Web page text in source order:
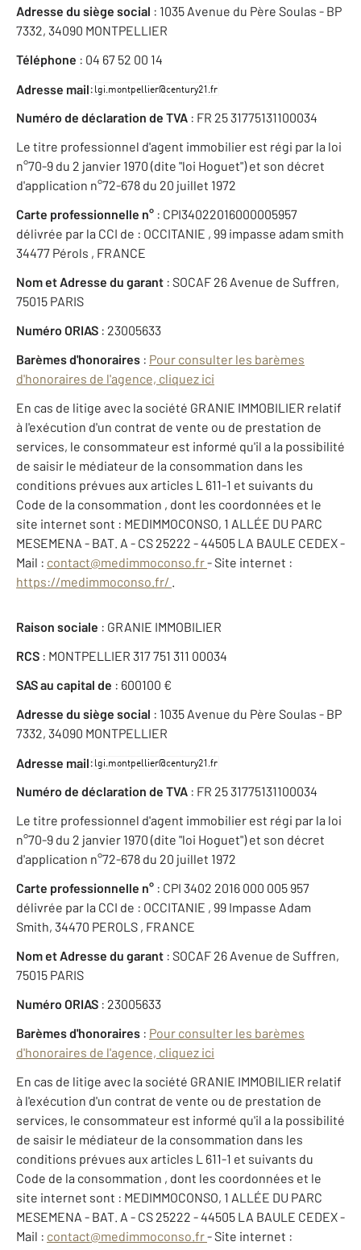
Adresse du siège social : 1035 Avenue du Père Soulas - BP
7332, 34090 MONTPELLIER
Téléphone : 04 67 52 00 14
Adresse mail:
Numéro de déclaration de TVA : FR 25 31775131100034
Le titre professionnel d'agent immobilier est régi par la loi
n°70-9 du 2 janvier 1970 (dite "loi Hoguet") et son décret
d'application n°72-678 du 20 juillet 1972
Carte professionnelle n° : CPI34022016000005957
délivrée par la CCI de : OCCITANIE , 99 impasse adam smith
34477 Pérols , FRANCE
Nom et Adresse du garant : SOCAF 26 Avenue de Suffren,
75015 PARIS
Numéro ORIAS : 23005633
Barèmes d'honoraires : Pour consulter les barèmes
d'honoraires de l'agence, cliquez ici
En cas de litige avec la société GRANIE IMMOBILIER relatif
à l'exécution d'un contrat de vente ou de prestation de
services, le consommateur est informé qu'il a la possibilité
de saisir le médiateur de la consommation dans les
conditions prévues aux articles L 611-1 et suivants du
Code de la consommation , dont les coordonnées et le
site internet sont : MEDIMMOCONSO, 1 ALLÉE DU PARC
MESEMENA - BAT. A - CS 25222 - 44505 LA BAULE CEDEX -
Mail : contact@medimmoconso.fr- Site internet :
https://medimmoconso.fr/ .
Raison sociale : GRANIE IMMOBILIER
RCS : MONTPELLIER 317 751 311 00034
SAS au capital de : 600100 €
Adresse du siège social : 1035 Avenue du Père Soulas - BP
7332, 34090 MONTPELLIER
Adresse mail:
Numéro de déclaration de TVA : FR 25 31775131100034
Le titre professionnel d'agent immobilier est régi par la loi
n°70-9 du 2 janvier 1970 (dite "loi Hoguet") et son décret
d'application n°72-678 du 20 juillet 1972
Carte professionnelle n° : CPI 3402 2016 000 005 957
délivrée par la CCI de : OCCITANIE , 99 Impasse Adam
Smith, 34470 PEROLS , FRANCE
Nom et Adresse du garant : SOCAF 26 Avenue de Suffren,
75015 PARIS
Numéro ORIAS : 23005633
Barèmes d'honoraires : Pour consulter les barèmes
d'honoraires de l'agence, cliquez ici
En cas de litige avec la société GRANIE IMMOBILIER relatif
à l'exécution d'un contrat de vente ou de prestation de
services, le consommateur est informé qu'il a la possibilité
de saisir le médiateur de la consommation dans les
conditions prévues aux articles L 611-1 et suivants du
Code de la consommation , dont les coordonnées et le
site internet sont : MEDIMMOCONSO, 1 ALLÉE DU PARC
MESEMENA - BAT. A - CS 25222 - 44505 LA BAULE CEDEX -
Mail : contact@medimmoconso.fr- Site internet :